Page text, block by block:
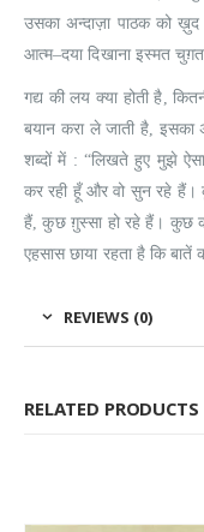
उसका अन्दाज़ा पाठक को ख़ुद
आत्म–दया दिखाना इस्मत
गद्य की लय क्या होती है,
बयान करा ले जाती है,
शब्दों में : “लिखते हुए मुझे
कर रही हूँ और वो सुन रहे
हैं, कुछ ग़ुस्सा हो रहे हैं। कुछ
एहसास छाया रहता है कि बातें
REVIEWS (0)
RELATED PRODUCTS